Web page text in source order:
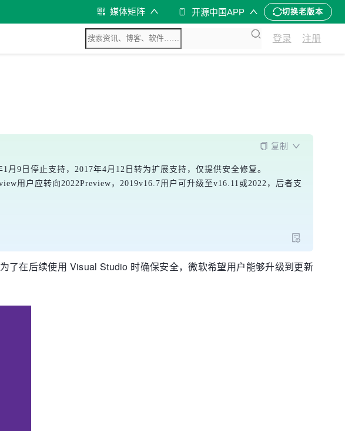
媒体矩阵 开源中国APP 切换老版本
登录 注册
复制
9日停止支持，2017年4月12日转为扩展支持，仅提供安全修复。
用户应转向2022Preview，2019v16.7用户可升级至v16.11或2022，后者支
了在后续使用 Visual Studio 时确保安全，微软希望用户能够升级到更新